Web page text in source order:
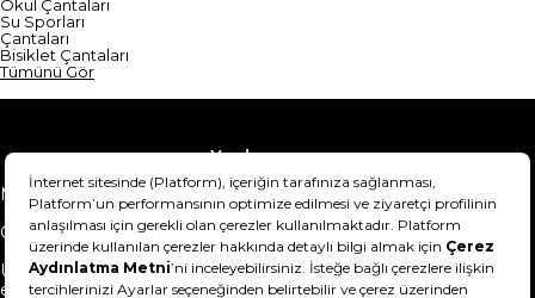
Okul Çantaları
Su Sporları
Çantaları
Bisiklet Çantaları
Tümünü Gör
Yardım
Mesafeli Satış Sözleşmesi
Teslimat Bilgisi
Gizlilik Sözleşmesi
Şartlar & Koşullar
Ürünümü nasıl iade
edebilirim?
Hakkımızda